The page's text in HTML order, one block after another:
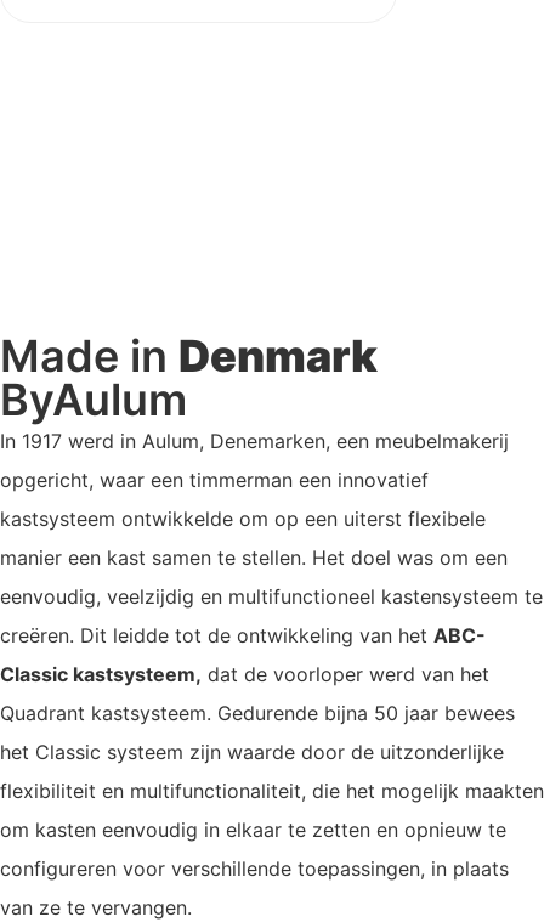
Made in Denmark
ByAulum
In 1917 werd in Aulum, Denemarken, een meubelmakerij
opgericht, waar een timmerman een innovatief
kastsysteem ontwikkelde om op een uiterst flexibele
manier een kast samen te stellen. Het doel was om een
eenvoudig, veelzijdig en multifunctioneel kastensysteem te
creëren. Dit leidde tot de ontwikkeling van het ABC-
Classic kastsysteem, dat de voorloper werd van het
Quadrant kastsysteem. Gedurende bijna 50 jaar bewees
het Classic systeem zijn waarde door de uitzonderlijke
flexibiliteit en multifunctionaliteit, die het mogelijk maakten
om kasten eenvoudig in elkaar te zetten en opnieuw te
configureren voor verschillende toepassingen, in plaats
van ze te vervangen.